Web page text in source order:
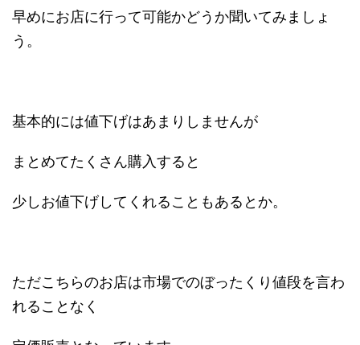
早めにお店に行って可能かどうか聞いてみましょ
う。
基本的には値下げはあまりしませんが
まとめてたくさん購入すると
少しお値下げしてくれることもあるとか。
ただこちらのお店は市場でのぼったくり値段を言わ
れることなく